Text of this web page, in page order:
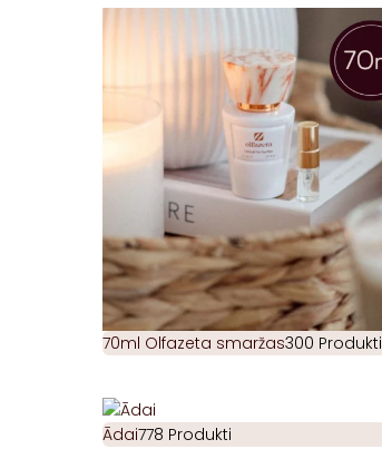
70ml Olfazeta smaržas300 Produkti
Ādai778 Produkti